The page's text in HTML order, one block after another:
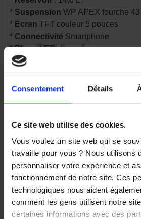
Consentement Détails
Ce site web utilise des cookies.
Vous voulez un site web qui se
travaille pour vous ? Nous utilisons
personnaliser votre expérience et
fonctionnement de notre site. Ces
technologiques nous aident
comment les gens utilisent notre
certaines informations avec des
* Suspension WP APEX fourche 43
* Ecran TFT couleur 5 pouces
* Connectivité Smartphone
*PhareLED dynamique
* Jusqu'à 5
* Freins : avant 300 mm avec ABS
Supermoto
Vous voulez le meilleur roadster
990 Dukeest arrivée.
Idéale si tu cherches une moto
cohérente au quotidien, avec des
techniques claires et un vrai
Moto Attitude, concessionnaire